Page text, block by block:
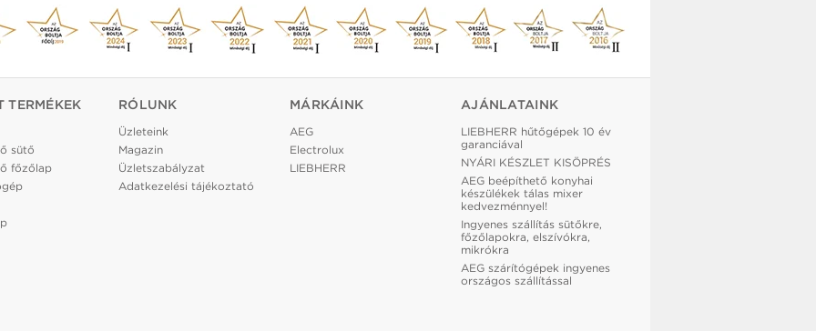
TERMÉKEK
sütő
főzőlap
RÓLUNK
Üzleteink
Magazin
Üzletszabályzat
Adatkezelési tájékoztató
MÁRKÁINK
AEG
Electrolux
LIEBHERR
AJÁNLATAINK
LIEBHERR hűtőgépek 10 év
garanciával
NYÁRI KÉSZLET KISÖPRÉS
AEG beépíthető konyhai
készülékek tálas mixer
kedvezménnyel!
Ingyenes szállítás sütőkre,
főzőlapokra, elszívókra,
mikrókra
AEG szárítógépek ingyenes
országos szállítással